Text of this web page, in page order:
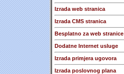
Izrada web stranica
Izrada CMS stranica
Besplatno za web stranice
Dodatne Internet usluge
Izrada primjera ugovora
Izrada poslovnog plana